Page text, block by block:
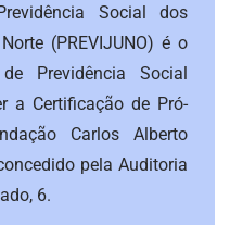
Social dos
(PREVIJUNO) é o
Previdência Social
a Certificação de Pró-
Carlos Alberto
pela Auditoria
6.